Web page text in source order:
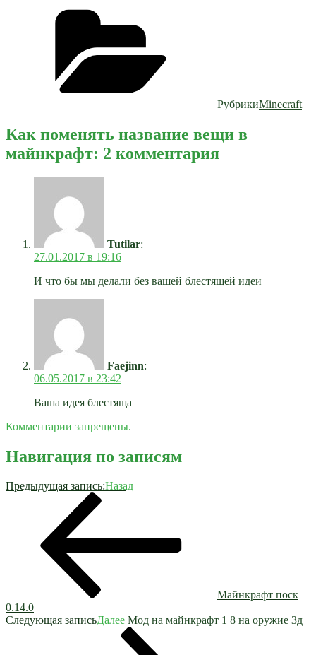
РубрикиMinecraft
Как поменять название вещи в
майнкрафт: 2 комментария
Tutilar:
27.01.2017 в 19:16
И что бы мы делали без вашей блестящей идеи
Faejinn:
06.05.2017 в 23:42
Ваша идея блестяща
Комментарии запрещены.
Навигация по записям
Предыдущая запись:Назад
Майнкрафт поск
0.14.0
Следующая записьДалее Мод на майнкрафт 1 8 на оружие 3д